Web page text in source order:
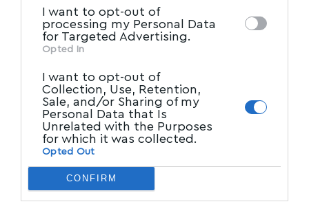
I want to opt-out of
processing my Personal Data
for Targeted Advertising.
Opted In
I want to opt-out of
Collection, Use, Retention,
Sale, and/or Sharing of my
Personal Data that Is
Unrelated with the Purposes
for which it was collected.
Opted Out
CONFIRM